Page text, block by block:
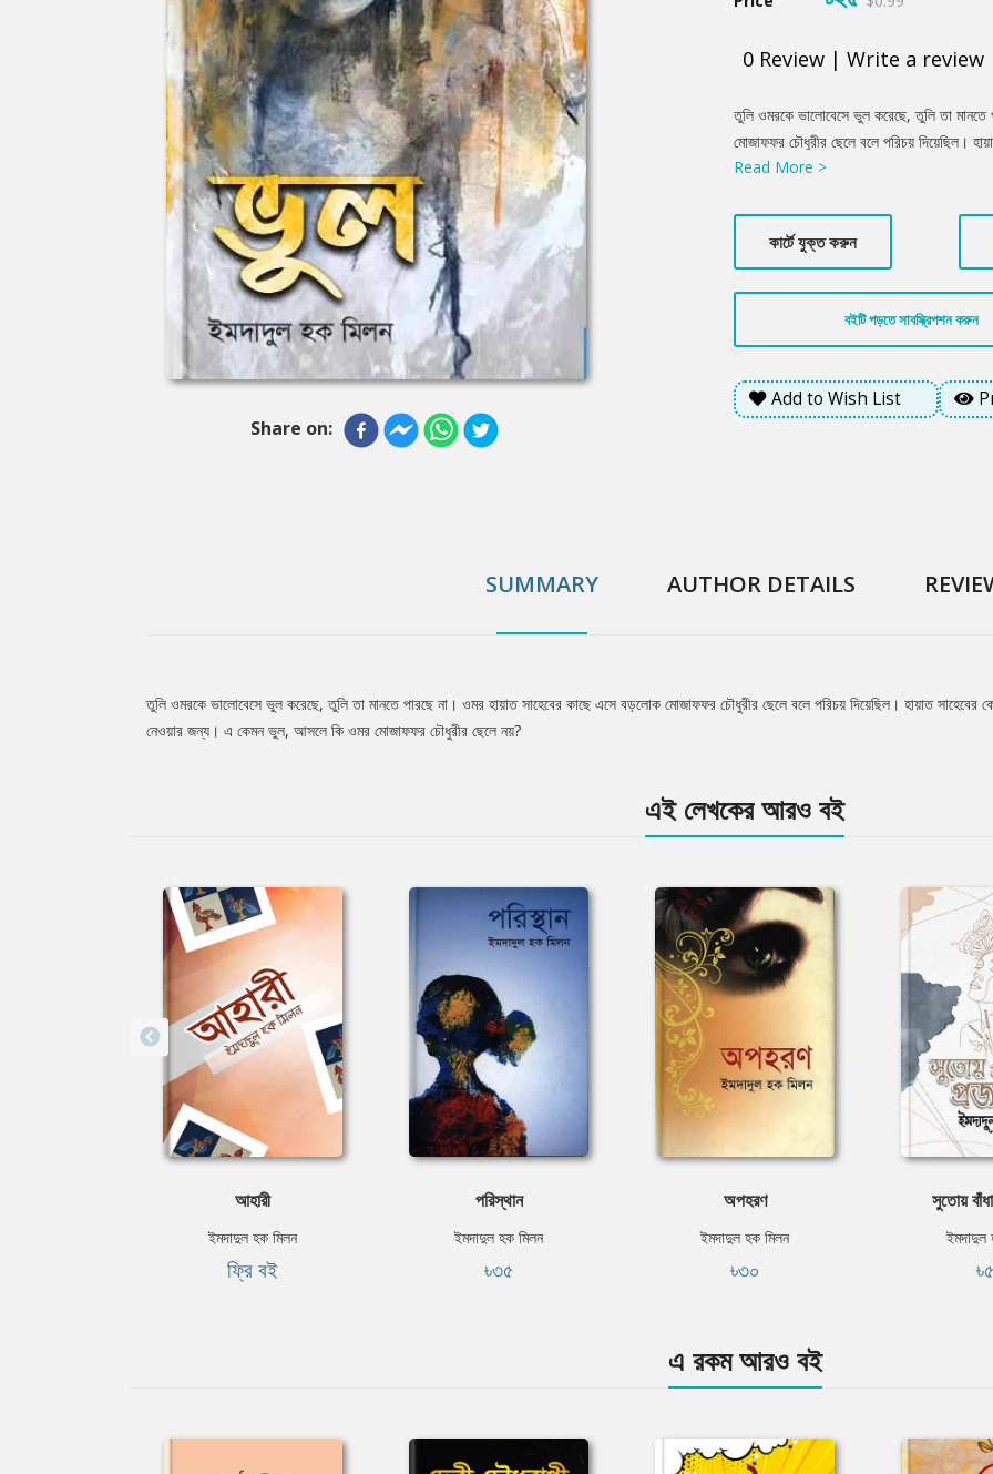
Share on:
0 Review | Write a review
Product
Summery
তুলি ওমরকে ভালোবেসে ভুল করেছে, তুলি তা
মোজাফফর চৌধুরীর ছেলে বলে পরিচয় দিয়েছিল।
পাঠিয়েছিল ওমরের বাড়িতে তার খোঁজখবর
Read More >
কার্টে যুক্ত করুন
বইটি পড়তে সাবস্ক্রিপশন করুন
Add to Wish List
SUMMARY AUTHOR DETAILS
Tab
তুলি ওমরকে ভালোবেসে ভুল করেছে, তুলি তা মানতে পারছে না। ওমর হায়াত সাহেবের কাছে এসে বড়লোক মোজাফফর চৌধুরীর ছেলে বলে পরিচয় দিয়েছিল। হায়াত সাহেবের
নেওয়ার জন্য। এ কেমন ভুল, আসলে কি ওমর মোজাফফর চৌধুরীর ছেলে নয়?
এই লেখকের আরও বই
আহারী
ইমদাদুল হক মিলন
ফ্রি বই
পরিস্থান
ইমদাদুল হক মিলন
৳৩৫
অপহরণ
ইমদাদুল হক মিলন
৳৩০
সুতোয়
ইমদাদুল
এ রকম আরও বই